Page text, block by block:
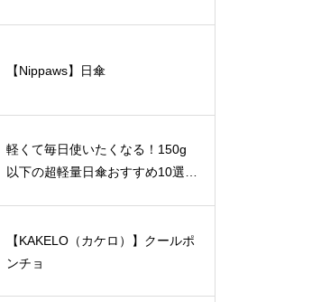
【Nippaws】日傘
軽くて毎日使いたくなる！150g
以下の超軽量日傘おすすめ10選
【KAKELO（カケロ）】クールポ
ンチョ